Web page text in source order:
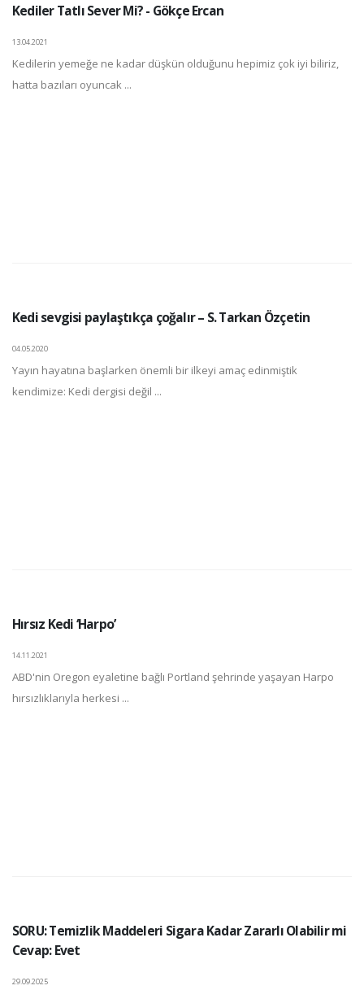
Kediler Tatlı Sever Mi? - Gökçe Ercan
13.04.2021
Kedilerin yemeğe ne kadar düşkün olduğunu hepimiz çok iyi biliriz,
hatta bazıları oyuncak ...
Kedi sevgisi paylaştıkça çoğalır – S. Tarkan Özçetin
04.05.2020
Yayın hayatına başlarken önemli bir ilkeyi amaç edinmiştik
kendimize: Kedi dergisi değil ...
Hırsız Kedi ‘Harpo’
14.11.2021
ABD'nin Oregon eyaletine bağlı Portland şehrinde yaşayan Harpo
hırsızlıklarıyla herkesi ...
SORU: Temizlik Maddeleri Sigara Kadar Zararlı Olabilir mi
Cevap: Evet
29.09.2025